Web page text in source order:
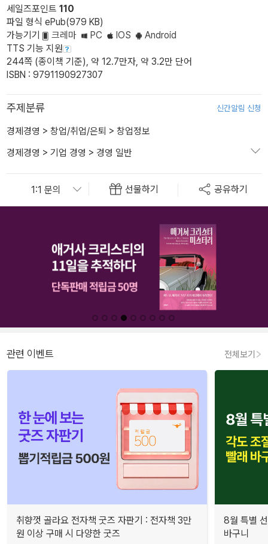
세일즈포인트 110
파일 형식 ePub(979 KB)
가능기기
크레마 PC IOS
Android
TTS 기능 지원
244쪽 (종이책 기준), 약 12.7만자, 약 3.2만 단어
ISBN : 9791190927307
주제분류 신간알림 신청
경제경영 > 창업/취업/은퇴 > 창업정보
경제경영 > 기업 경영 > 경영 일반
선물하기 공유하기
관련 이벤트 전체보기
취향껏 골라요 전자책 굿즈 자판기 : 전자책 3만
원 이상 구매 시 다양한 굿즈
8월 특별
바구니